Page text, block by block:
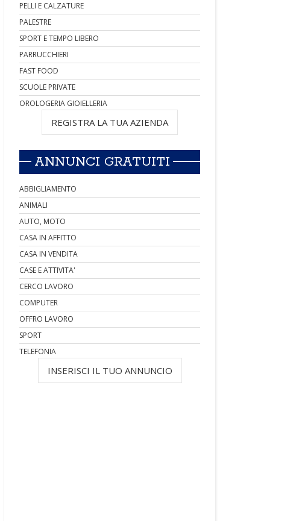
PELLI E CALZATURE
PALESTRE
SPORT E TEMPO LIBERO
PARRUCCHIERI
FAST FOOD
SCUOLE PRIVATE
OROLOGERIA GIOIELLERIA
REGISTRA LA TUA AZIENDA
ANNUNCI GRATUITI
ABBIGLIAMENTO
ANIMALI
AUTO, MOTO
CASA IN AFFITTO
CASA IN VENDITA
CASE E ATTIVITA'
CERCO LAVORO
COMPUTER
OFFRO LAVORO
SPORT
TELEFONIA
INSERISCI IL TUO ANNUNCIO